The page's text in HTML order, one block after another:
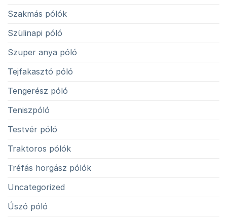
Szakmás pólók
Szülinapi póló
Szuper anya póló
Tejfakasztó póló
Tengerész póló
Teniszpóló
Testvér póló
Traktoros pólók
Tréfás horgász pólók
Uncategorized
Úszó póló